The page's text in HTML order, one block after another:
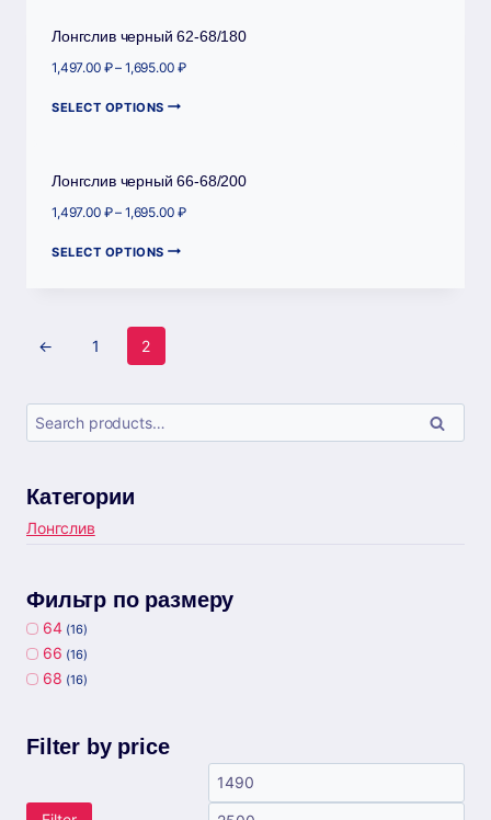
Лонгслив черный 62-68/180
1,497.00 ₽– 1,695.00 ₽
SELECT OPTIONS
Лонгслив черный 66-68/200
1,497.00 ₽– 1,695.00 ₽
SELECT OPTIONS
← 1 2
Search
for:
Search
Категории
Лонгслив
Фильтр по размеру
64 (16)
66 (16)
68 (16)
Filter by price